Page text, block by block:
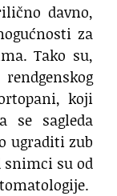
davno,
za
Tako su,
koji
se sagleda
ugraditi zub
snimci su od